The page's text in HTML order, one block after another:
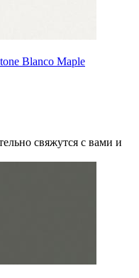
Blanco Maple
свяжутся с вами и